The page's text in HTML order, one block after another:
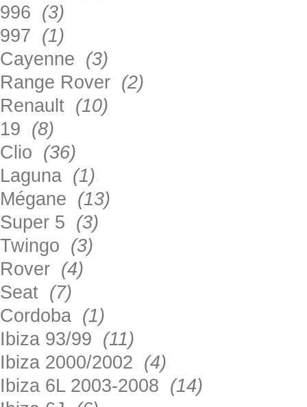
996 (3)
997 (1)
Cayenne (3)
Range Rover (2)
Renault (10)
19 (8)
Clio (36)
Laguna (1)
Mégane (13)
Super 5 (3)
Twingo (3)
Rover (4)
Seat (7)
Cordoba (1)
Ibiza 93/99 (11)
Ibiza 2000/2002 (4)
Ibiza 6L 2003-2008 (14)